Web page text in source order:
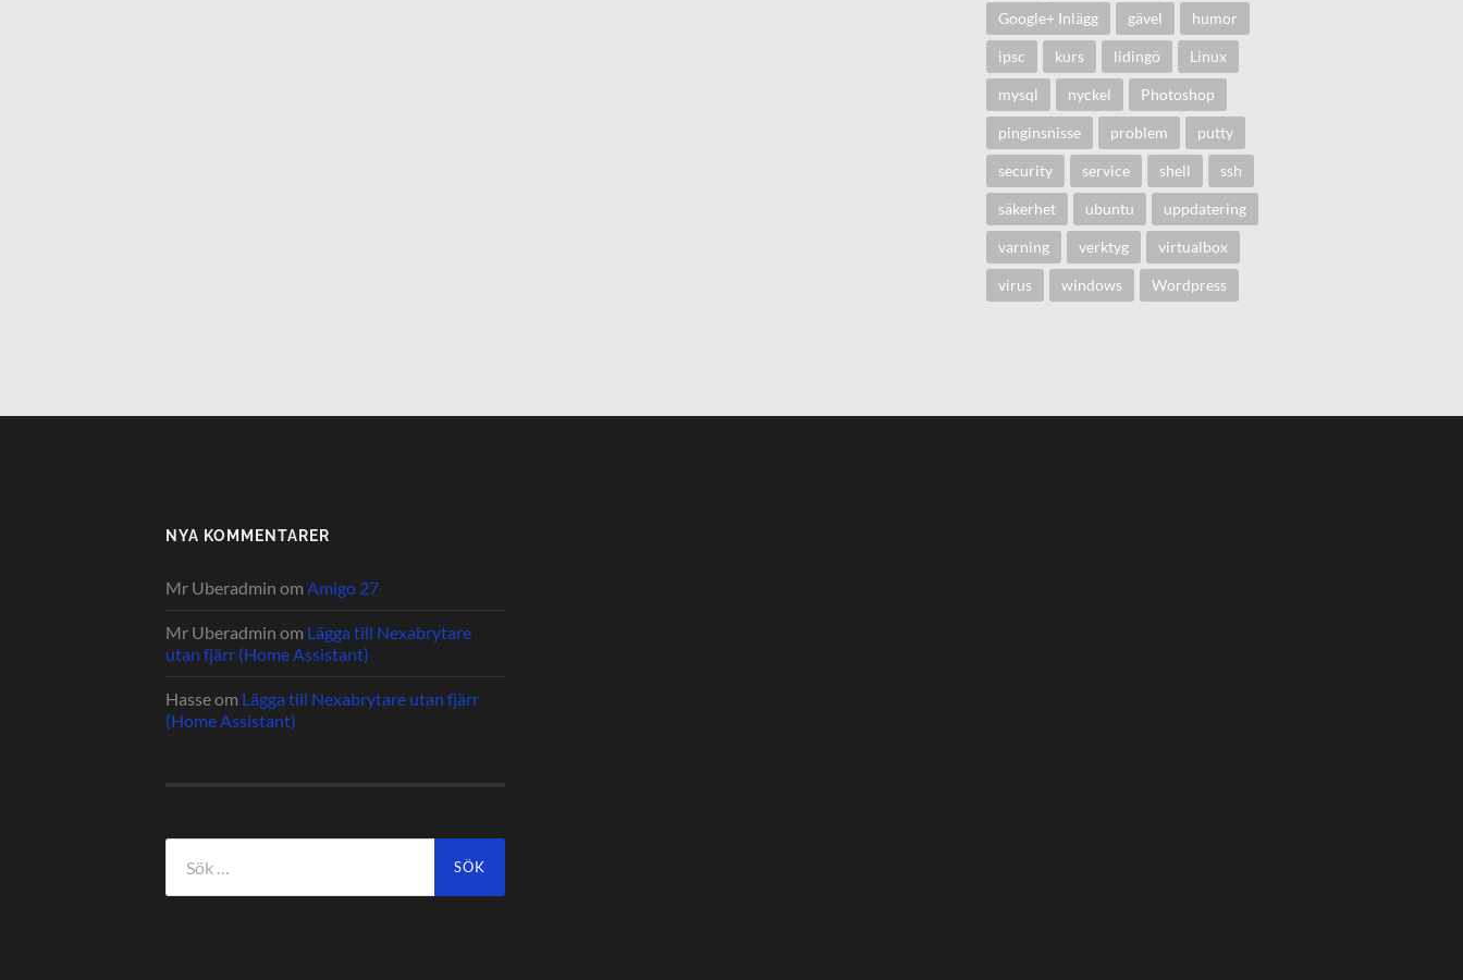
Google+ Inlägg gävel humor
ipsc kurs lidingö Linux
mysql nyckel Photoshop
pinginsnisse problem putty
security service shell ssh
säkerhet ubuntu uppdatering
varning verktyg virtualbox
virus windows Wordpress
NYA KOMMENTARER
Mr Uberadmin om Amigo 27
Mr Uberadmin om Lägga till Nexabrytare
utan fjärr (Home Assistant)
Hasseom Lägga till Nexabrytare utan fjärr
(Home Assistant)
efter: